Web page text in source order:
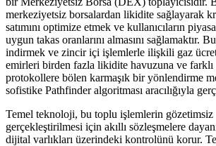
merkeziyetsiz borsalardan likidite sağlayarak
satımını optimize etmek ve kullanıcıların
uygun takas oranlarını almasını sağlamaktır.
indirmek ve zincir içi işlemlerle ilişkili gaz
emirleri birden fazla likidite havuzuna ve
protokollere bölen karmaşık bir yönlendirme
sofistike Pathfinder algoritması aracılığıyla
Temel teknoloji, bu toplu işlemlerin gözetimsiz
gerçekleştirilmesi için akıllı sözleşmelere
dijital varlıkları üzerindeki kontrolünü korur.